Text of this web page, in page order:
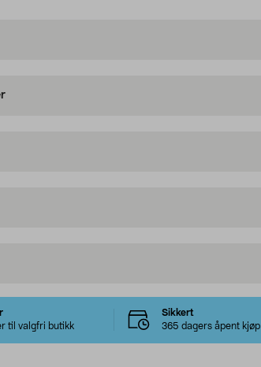
til valgfri butikk
Sikkert
365 dagers åpent kjøp